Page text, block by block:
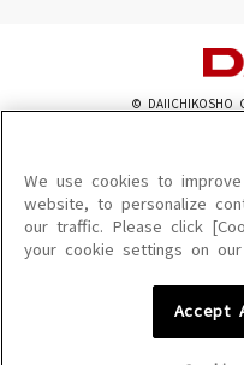
© DAIICHIKOSHO
このサイトに掲載されている一切の
を問わず、著作権法の定める範囲を
を禁じます。
楽曲及びコンテンツは、機種により
楽曲及びコンテンツの配信日、配信内
We use cookies to
website, to personalize
our traffic. Please click
your cookie settings on
Accept